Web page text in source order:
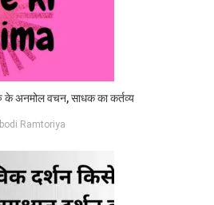
के अनमोल वचन, साधक का कर्तव्य
Ramtoriya